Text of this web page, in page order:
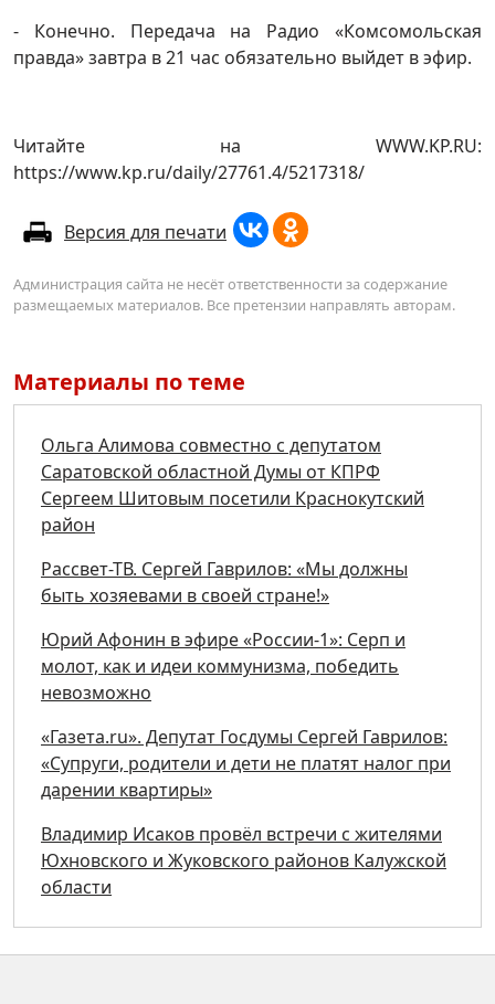
- Конечно. Передача на Радио «Комсомольская
правда» завтра в 21 час обязательно выйдет в эфир.
Читайте на WWW.KP.RU:
https://www.kp.ru/daily/27761.4/5217318/
Версия для печати
Администрация сайта не несёт ответственности за содержание
размещаемых материалов. Все претензии направлять авторам.
Материалы по теме
Ольга Алимова совместно с депутатом
Саратовской областной Думы от КПРФ
Сергеем Шитовым посетили Краснокутский
район
Рассвет-ТВ. Сергей Гаврилов: «Мы должны
быть хозяевами в своей стране!»
Юрий Афонин в эфире «России-1»: Серп и
молот, как и идеи коммунизма, победить
невозможно
«Газета.ru». Депутат Госдумы Сергей Гаврилов:
«Супруги, родители и дети не платят налог при
дарении квартиры»
Владимир Исаков провёл встречи с жителями
Юхновского и Жуковского районов Калужской
области